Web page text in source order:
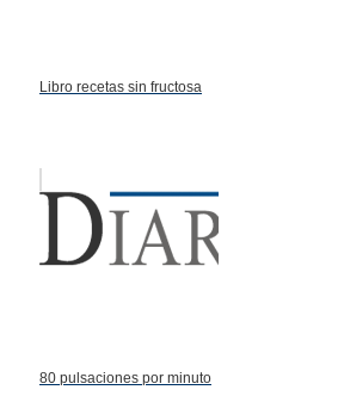
Libro recetas sin fructosa
80 pulsaciones por minuto